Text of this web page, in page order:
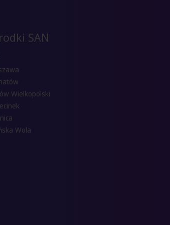
SAN
Wielkopolski
Wola